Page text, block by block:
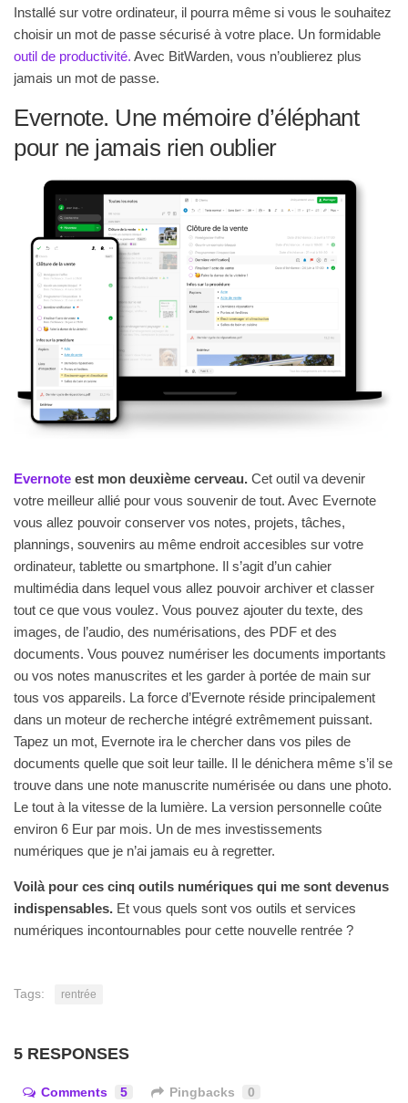
Installé sur votre ordinateur, il pourra même si vous le souhaitez
choisir un mot de passe sécurisé à votre place. Un formidable
outil de productivité. Avec BitWarden, vous n’oublierez plus
jamais un mot de passe.
Evernote. Une mémoire d’éléphant
pour ne jamais rien oublier
Evernote est mon deuxième cerveau. Cet outil va devenir
votre meilleur allié pour vous souvenir de tout. Avec Evernote
vous allez pouvoir conserver vos notes, projets, tâches,
plannings, souvenirs au même endroit accesibles sur votre
ordinateur, tablette ou smartphone. Il s’agit d’un cahier
multimédia dans lequel vous allez pouvoir archiver et classer
tout ce que vous voulez. Vous pouvez ajouter du texte, des
images, de l’audio, des numérisations, des PDF et des
documents. Vous pouvez numériser les documents importants
ou vos notes manuscrites et les garder à portée de main sur
tous vos appareils. La force d’Evernote réside principalement
dans un moteur de recherche intégré extrêmement puissant.
Tapez un mot, Evernote ira le chercher dans vos piles de
documents quelle que soit leur taille. Il le dénichera même s’il se
trouve dans une note manuscrite numérisée ou dans une photo.
Le tout à la vitesse de la lumière. La version personnelle coûte
environ 6 Eur par mois. Un de mes investissements
numériques que je n’ai jamais eu à regretter.
Voilà pour ces cinq outils numériques qui me sont devenus
indispensables. Et vous quels sont vos outils et services
numériques incontournables pour cette nouvelle rentrée ?
Tags: rentrée
5 RESPONSES
Comments 5 Pingbacks 0